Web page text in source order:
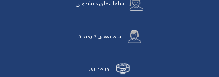
سامانه‌های دانشجویی
سامانه‌های کارمندان
تور مجازی